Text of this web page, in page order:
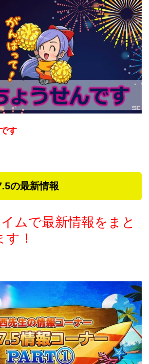
す
の最新情報
ムで最新情報をまと
！